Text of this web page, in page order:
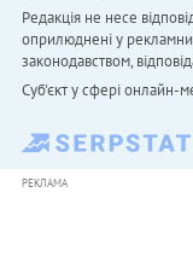
Редакція не несе
оприлюднені у
законодавством,
Cуб'єкт у сфері онлайн-
РЕКЛАМА